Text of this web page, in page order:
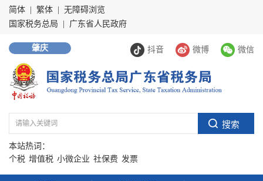
简体 繁体
无障碍浏览
国家税务总局
广东省人民政府
抖音 微博 微信
肇庆
本站热词：
个税 增值税 小微企业 社保费 发票